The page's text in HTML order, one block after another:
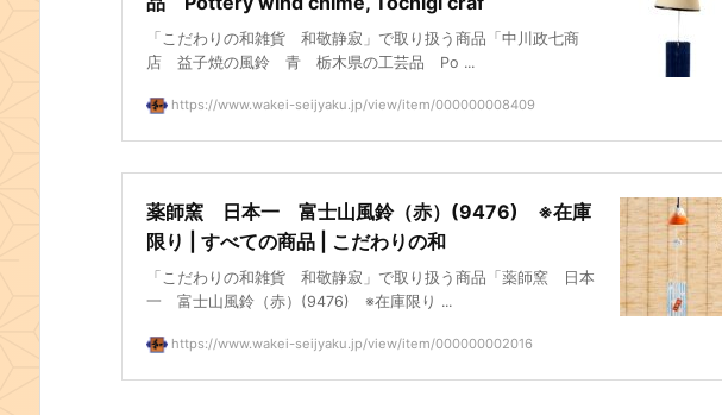
「こだわりの和雑貨 和敬静寂」で取り扱う商品「中川政七商
店 益子焼の風鈴 青 栃木県の工芸品 Po ...
https://www.wakei-seijyaku.jp/view/item/000000008409
薬師窯 日本一 富士山風鈴（赤）(9476) ※在庫
限り | すべての商品 | こだわりの和
「こだわりの和雑貨 和敬静寂」で取り扱う商品「薬師窯 日本
一 富士山風鈴（赤）(9476) ※在庫限り ...
https://www.wakei-seijyaku.jp/view/item/000000002016